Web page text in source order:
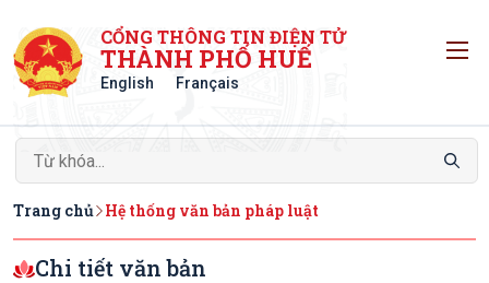
CỔNG THÔNG TIN ĐIỆN TỬ
THÀNH PHỐ HUẾ
English Français
Trang chủ Hệ thống văn bản pháp luật
Chi tiết văn bản